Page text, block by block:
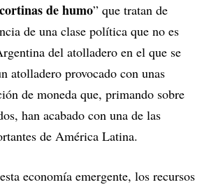
cortinas de humo” que tratan de
de una clase política que no es
del atolladero en el que se
atolladero provocado con unas
de moneda que, primando sobre
han acabado con una de las
de América Latina.
economía emergente, los recursos